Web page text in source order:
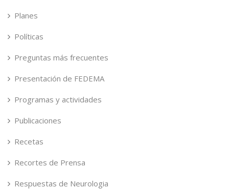
Planes
Políticas
Preguntas más frecuentes
Presentación de FEDEMA
Programas y actividades
Publicaciones
Recetas
Recortes de Prensa
Respuestas de Neurologia